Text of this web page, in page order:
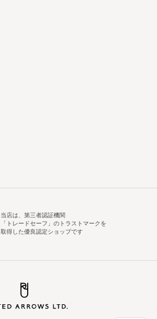
当店は、第三者認証機関
「トレードセーフ」のトラストマークを
取得した優良認定ショップです